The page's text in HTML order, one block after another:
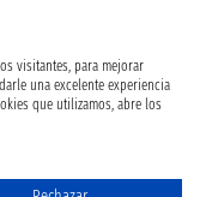
visitantes, para mejorar
una excelente experiencia
que utilizamos, abre los